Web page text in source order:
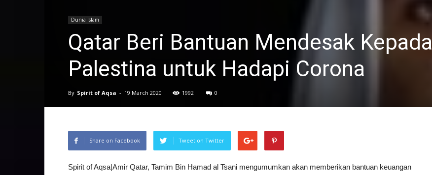
Dunia Islam
Qatar Beri Bantuan Mendesak Kepada
Palestina untuk Hadapi Corona
By Spirit of Aqsa - 19 March 2020 1992 0
Share on Facebook Tweet on Twitter
Spirit of Aqsa|Amir Qatar, Tamim Bin Hamad al Tsani mengumumkan akan memberikan bantuan keuangan